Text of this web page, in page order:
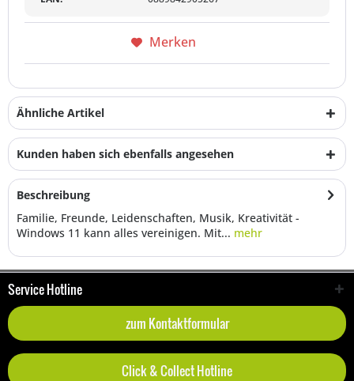
Merken
Ähnliche Artikel
Kunden haben sich ebenfalls angesehen
Beschreibung
Familie, Freunde, Leidenschaften, Musik, Kreativität -
Windows 11 kann alles vereinigen. Mit... mehr
Service Hotline
zum Kontaktformular
Click & Collect Hotline